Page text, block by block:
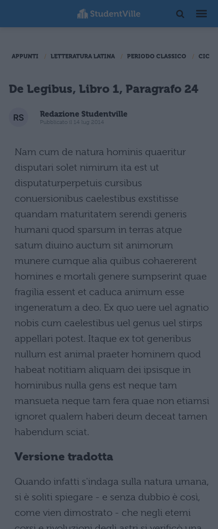
APPUNTI LETTERATURA LATINA PERIODO CLASSICO
De Legibus, Libro 1, Paragrafo 24
Redazione Studentville
Pubblicato il 14 lug 2014
Nam cum de natura hominis quaeritur
disputari solet nimirum ita est ut
disputaturperpetuis cursibus
conuersionibus caelestibus exstitisse
quandam maturitatem serendi generis
humani quod sparsum in terras atque
satum diuino auctum sit animorum
munere cumque alia quibus cohaererent
homines e mortali genere sumpserint quae
fragilia essent et caduca animum esse
ingeneratum a deo. Ex quo uere uel agnatio
nobis cum caelestibus uel genus uel stirps
appellari potest. Itaque ex tot generibus
nullum est animal praeter hominem quod
habeat notitiam aliquam dei ipsisque in
hominibus nulla gens est neque tam
mansueta neque tam fera quae non etiamsi
ignoret qualem haberi deum deceat tamen
habendum sciat.
Versione tradotta
Quando infatti s'indaga sulla natura umana,
si è soliti spiegare - e senza dubbio è così,
come vien dimostrato - che negli etemi